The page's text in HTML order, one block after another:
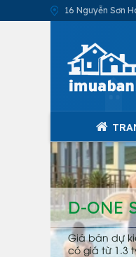
16 Nguyễn Sơn
D-ONE
Giá bán dự
có giá từ 1.3